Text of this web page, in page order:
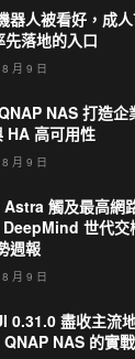
器人被看好，成
先落地的入口
月 9 日
NAS 打造企
HA 高可用性
月 9 日
觸及最高網
世代交
週報
月 9 日
0.31.0 盡收主流
NAS 的實